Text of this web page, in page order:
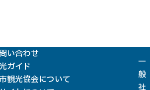
い合わせ
ガイド
観光協会について
一
般